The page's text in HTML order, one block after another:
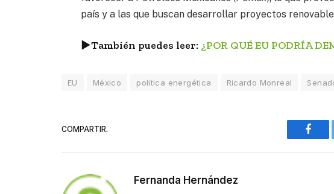
país y a las que buscan desarrollar proyectos
►También puedes leer: ¿POR QUÉ EU PODRÍA
EU México política energética Ricardo Monreal
COMPARTIR.
Fernanda Hernández